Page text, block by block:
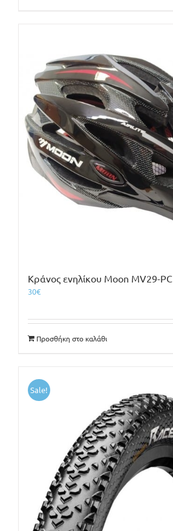
Κράνος ενηλίκου Moon MV29-PC
30€
Προσθήκη στο καλάθι
Sale!